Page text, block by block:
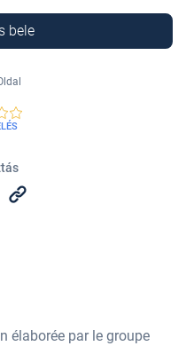
bele
élaborée par le groupe